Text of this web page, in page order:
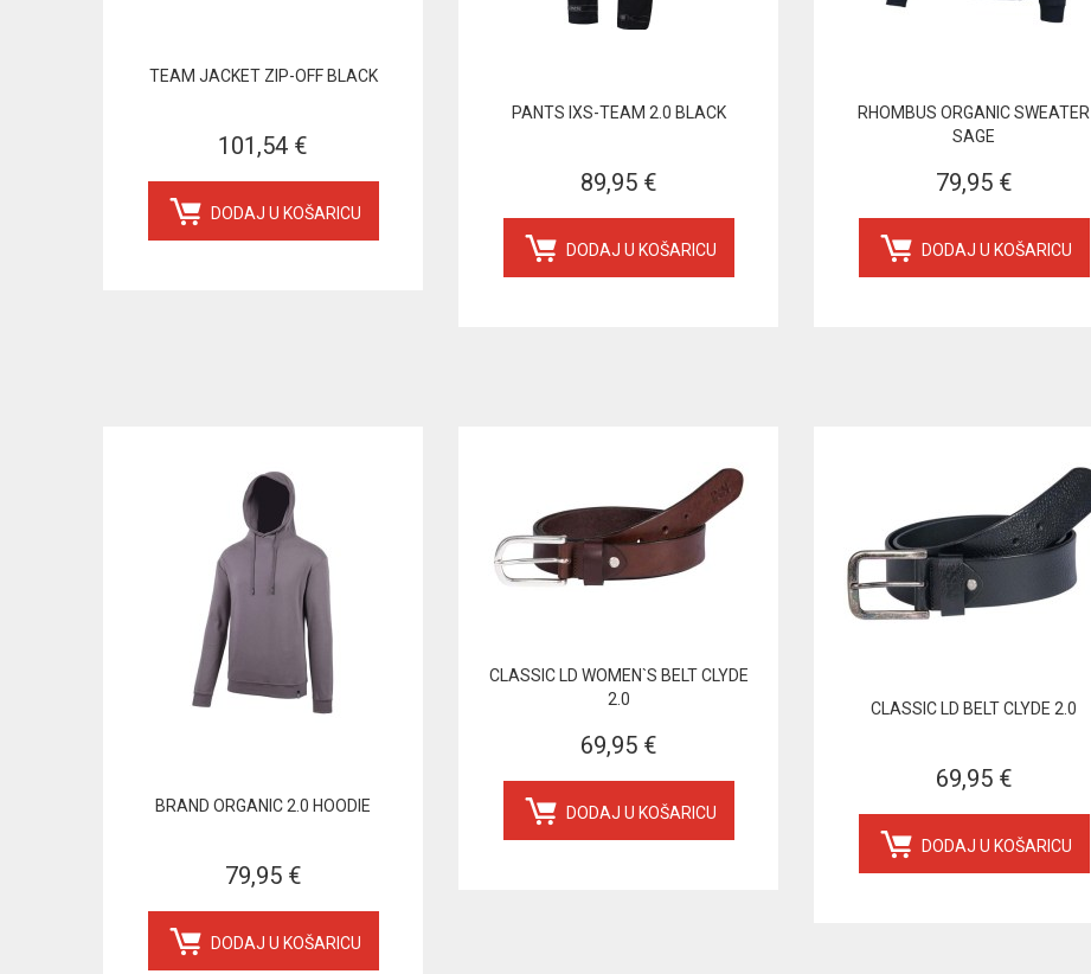
TEAM JACKET ZIP-OFF BLACK
101,54 €
DODAJ U KOŠARICU
PANTS IXS-TEAM 2.0 BLACK
89,95 €
DODAJ U KOŠARICU
RHOMBUS ORGANIC SWEATER
SAGE
79,95 €
DODAJ U KOŠARICU
BRAND ORGANIC 2.0 HOODIE
79,95 €
DODAJ U KOŠARICU
CLASSIC LD WOMEN`S BELT CLYDE
2.0
69,95 €
DODAJ U KOŠARICU
CLASSIC LD BELT CLYDE 2.0
69,95 €
DODAJ U KOŠARICU